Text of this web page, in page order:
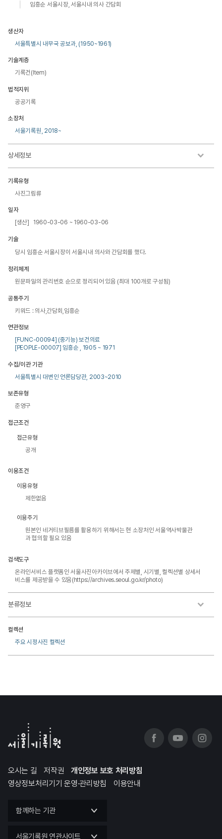
임흥순 서울시장, 서울시내 의사 간담회
생산자
서울특별시 내무국 공보과, (1950~1961)
기술계층
기록건(Item)
법적지위
공공기록
소장처
서울기록원, 2018~
상세정보
기록유형
사진그림류
일자
[생산] 1960-03-06 ~ 1960-03-06
기술
당시 임흥순 서울시장이 서울시내 의사와 간담회를 했다.
정리체계
원문파일의 관리번호 순으로 정리되어 있음 (최대 100개로 구성됨)
공통주기
키워드 : 의사,간담회,임흥순
연관정보
[FUNC-00094] (중기능) 보건의료
[PEOPLE-00007] 임흥순 , 1905 ~ 1971
수집/이관 기관
서울특별시 대변인 언론담당관, 2003~2010
보존유형
준영구
접근조건
접근유형
공개
이용조건
이용유형
제한없음
이용주기
원본인 네거티브필름를 활용하기 위해서는 현 소장처인 서울역사박물관
과 협의할 필요 있음
검색도구
온라인서비스 플랫폼인 서울사진아카이브에서 주제별, 시기별, 컬렉션별 상세서
비스를 제공받을 수 있음(https://archives.seoul.go.kr/photo)
분류정보
컬렉션
주요 시정사진 컬렉션
오시는 길 저작권
개인정보 보호 처리방침
영상정보처리기기 운영·관리방침
이용안내
함께하는 기관
서울기록원 연관사이트